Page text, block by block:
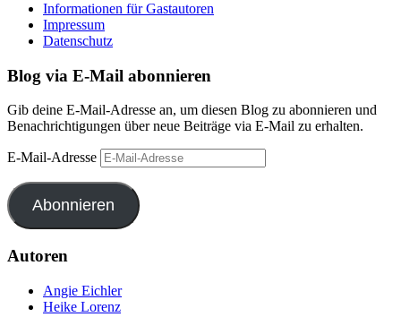
Informationen für Gastautoren
Impressum
Datenschutz
Blog via E-Mail abonnieren
Gib deine E-Mail-Adresse an, um diesen Blog zu abonnieren und
Benachrichtigungen über neue Beiträge via E-Mail zu erhalten.
E-Mail-Adresse
Abonnieren
Autoren
Angie Eichler
Heike Lorenz